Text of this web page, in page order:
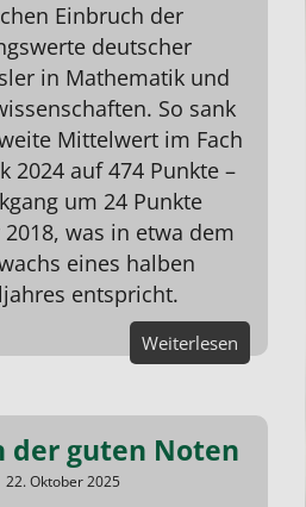
Einbruch der
deutscher
in Mathematik und
So sank
Mittelwert im Fach
2024 auf 474 Punkte –
um 24 Punkte
was in etwa dem
eines halben
entspricht.
Weiterlesen
der guten Noten
22. Oktober 2025